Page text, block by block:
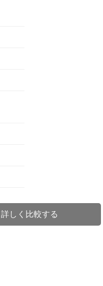
詳しく比較する